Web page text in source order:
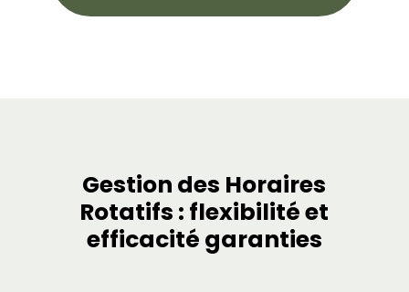
Gestion des Horaires
Rotatifs : flexibilité et
efficacité garanties